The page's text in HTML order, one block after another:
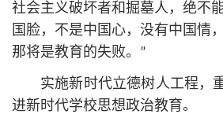
社会主义破坏者和掘墓人，绝不
国脸，不是中国心，没有中国情
那将是教育的失败。”
实施新时代立德树人工程，
进新时代学校思想政治教育。